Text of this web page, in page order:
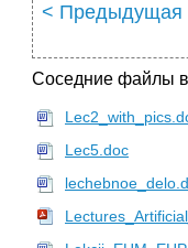
< Предыдущая
Соседние файлы
Lec5.doc